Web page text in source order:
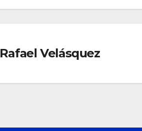
Rafael Velásquez